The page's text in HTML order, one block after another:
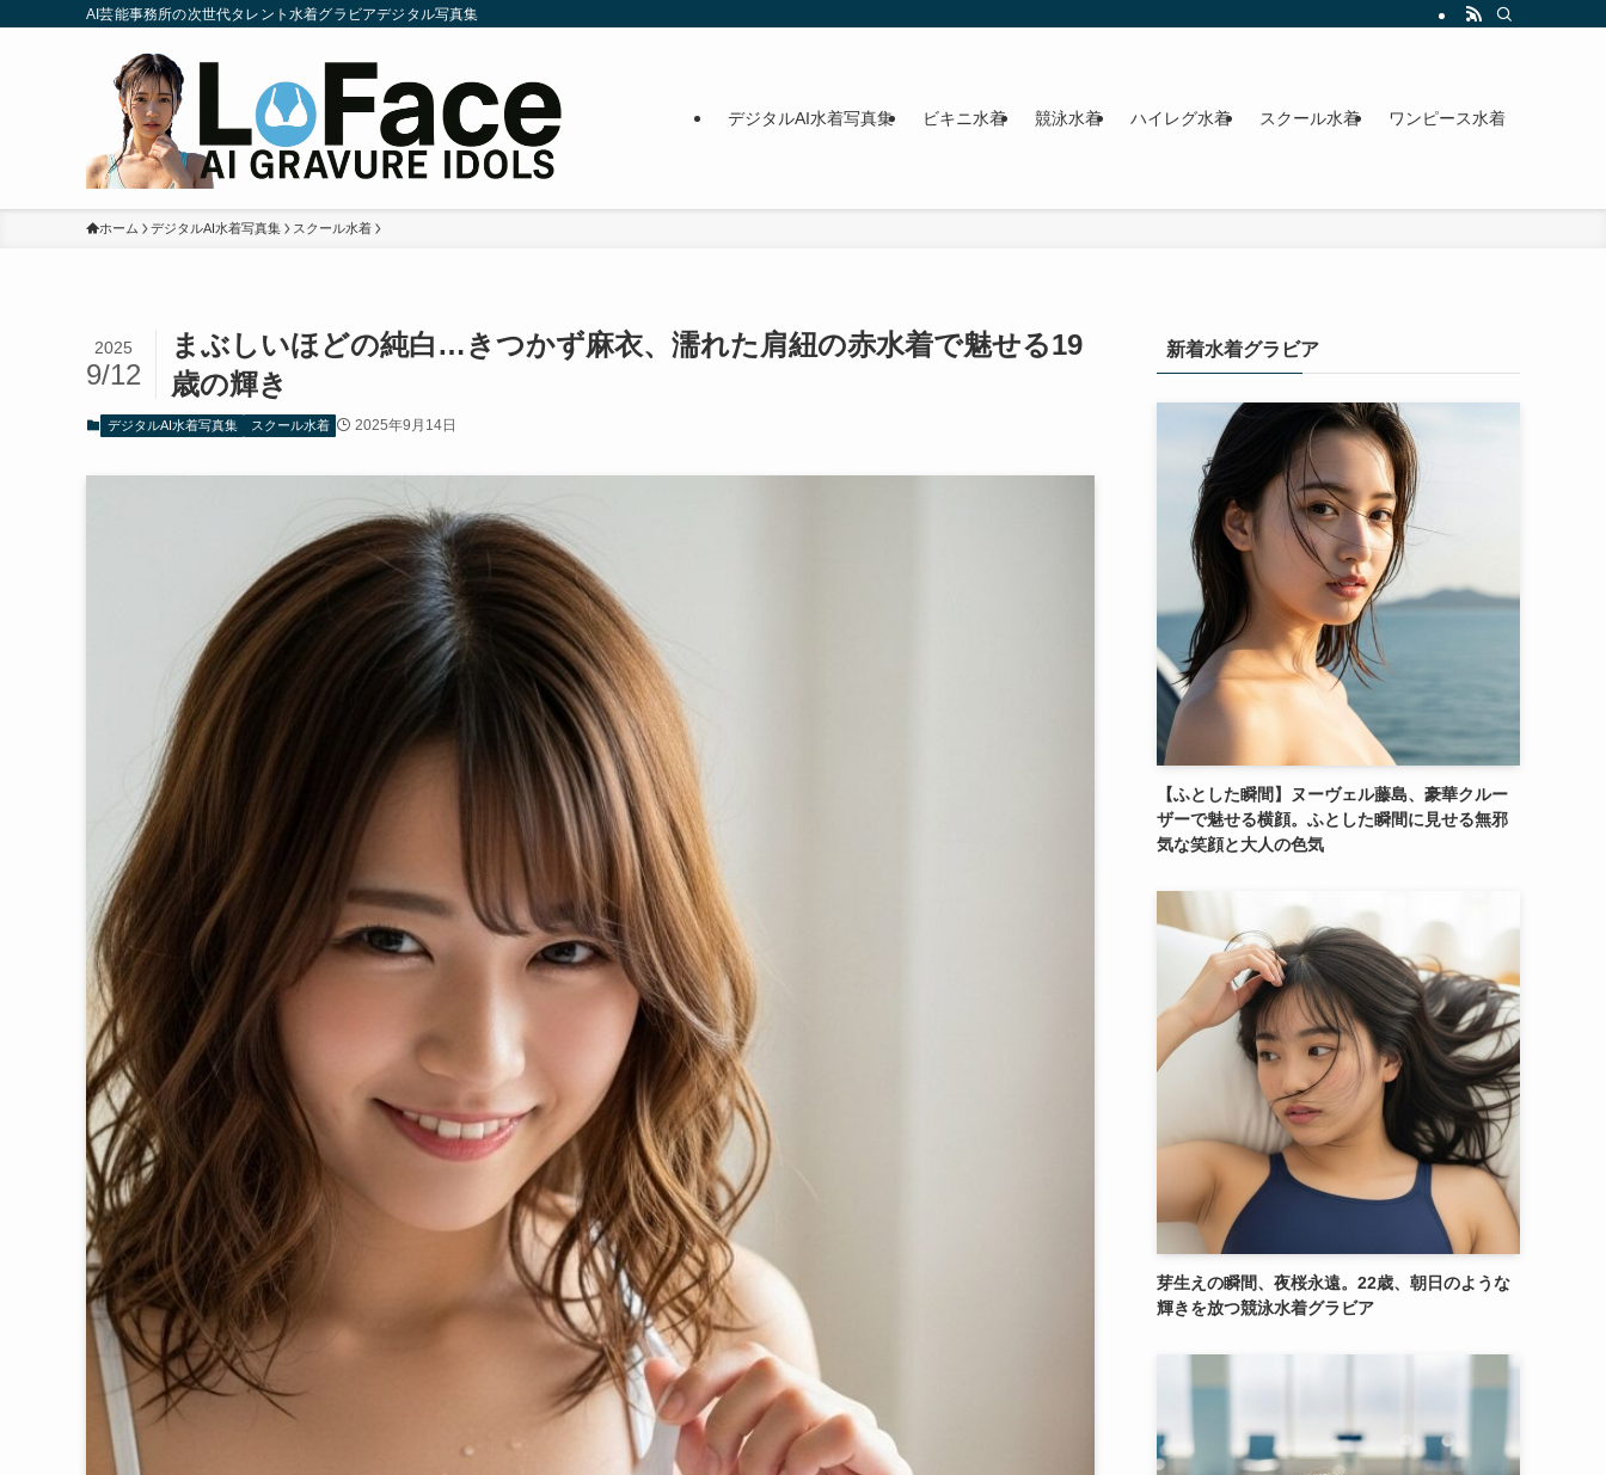
AI芸能事務所の次世代タレント水着グラビアデジタル写真集
デジタルAI水着写真集 ビキニ水着 競泳水着 ハイレグ水着 スクール水着 ワンピース水着
ホーム デジタルAI水着写真集 スクール水着
まぶしいほどの純白…きつかず麻衣、濡れた肩紐の赤水着で魅せる19
歳の輝き
2025
9/12
デジタルAI水着写真集 スクール水着 2025年9月14日
新着水着グラビア
【ふとした瞬間】ヌーヴェル藤島、豪華クルー
ザーで魅せる横顔。ふとした瞬間に見せる無邪
気な笑顔と大人の色気
芽生えの瞬間、夜桜永遠。22歳、朝日のような
輝きを放つ競泳水着グラビア